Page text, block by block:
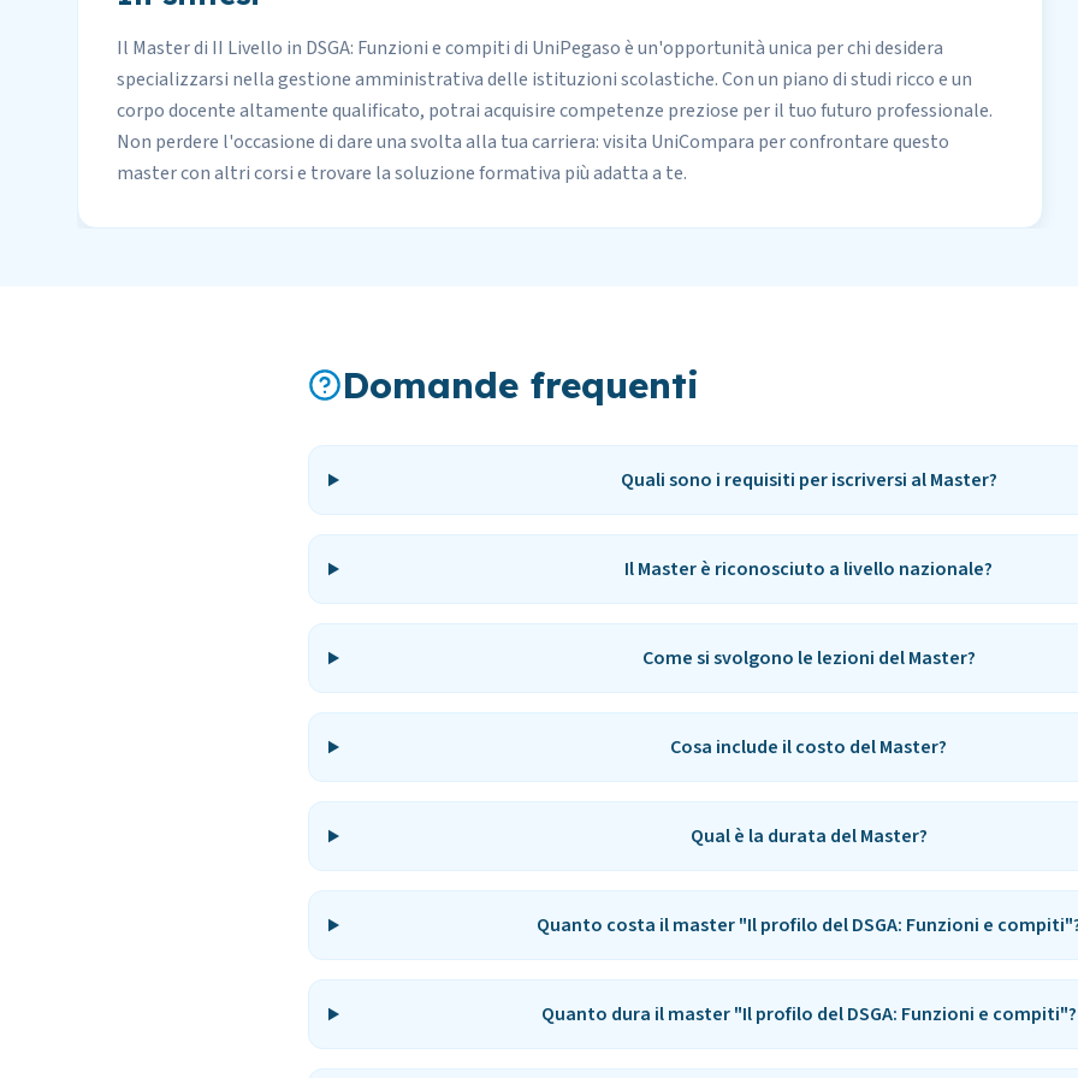
Il Master di II Livello in DSGA: Funzioni e compiti di UniPegaso è un'opportunità unica per chi desidera
specializzarsi nella gestione amministrativa delle istituzioni scolastiche. Con un piano di studi ricco e un
corpo docente altamente qualificato, potrai acquisire competenze preziose per il tuo futuro professionale.
Non perdere l'occasione di dare una svolta alla tua carriera: visita UniCompara perconfrontare questo
master con altri corsie trovare la soluzione formativa più adatta a te.
Domande frequenti
Quali sono i requisiti per iscriversi al Master?
Il Master è riconosciuto a livello nazionale?
Come si svolgono le lezioni del Master?
Cosa include il costo del Master?
Qual è la durata del Master?
Quanto costa il master "Il profilo del DSGA: Funzioni e
Quanto dura il master "Il profilo del DSGA: Funzioni e compiti"?